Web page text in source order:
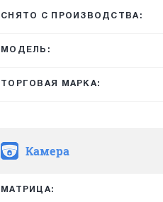
СНЯТО С ПРОИЗВОДСТВА:
МОДЕЛЬ:
ТОРГОВАЯ МАРКА:
Камера
МАТРИЦА: